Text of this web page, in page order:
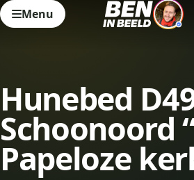
Menu
Hunebed
Schoonoord
Papeloze